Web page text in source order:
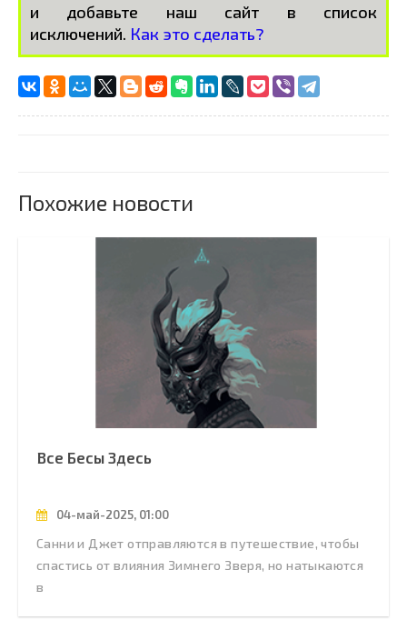
и добавьте наш сайт в список
исключений. Как это сделать?
Похожие новости
Все Бесы Здесь
04-май-2025, 01:00
Санни и Джет отправляются в путешествие, чтобы
спастись от влияния Зимнего Зверя, но натыкаются
в